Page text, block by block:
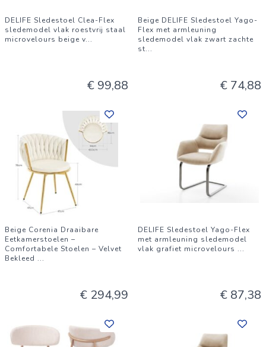
DELIFE Sledestoel Clea-Flex
sledemodel vlak roestvrij staal
microvelours beige v...
€ 99,88
Beige DELIFE Sledestoel Yago-
Flex met armleuning
sledemodel vlak zwart zachte
st...
€ 74,88
Beige Corenia Draaibare
Eetkamerstoelen –
Comfortabele Stoelen – Velvet
Bekleed ...
€ 294,99
DELIFE Sledestoel Yago-Flex
met armleuning sledemodel
vlak grafiet microvelours ...
€ 87,38